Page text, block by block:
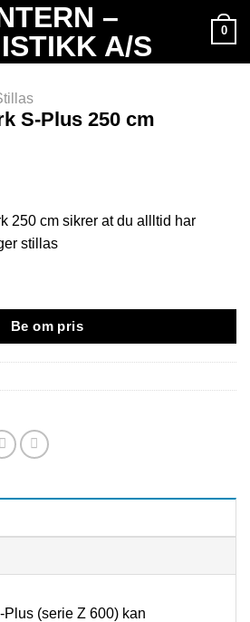
0
S-Plus 250 cm
250 cm sikrer at du allltid har
stillas
250 cm antall
Be om pris
(serie Z 600) kan